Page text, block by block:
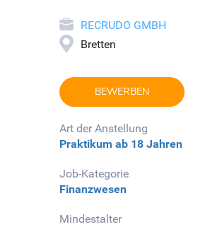
RECRUDO GMBH
Bretten
BEWERBEN
Art der Anstellung
Praktikum ab 18 Jahren
Job-Kategorie
Finanzwesen
Mindestalter